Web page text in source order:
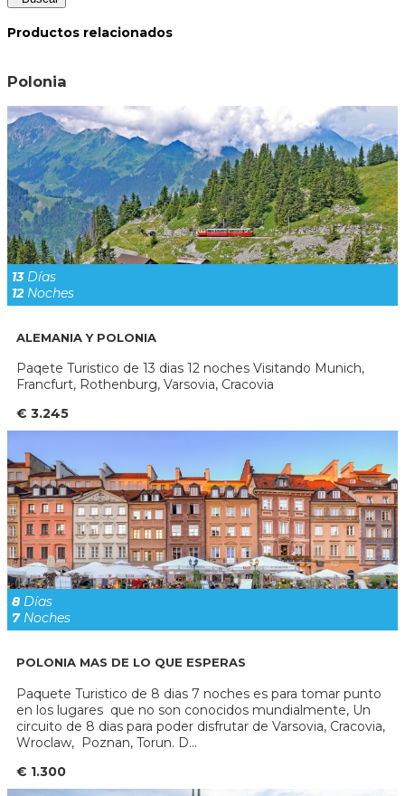
Productos relacionados
Polonia
13Días
12Noches
ALEMANIA Y POLONIA
Paqete Turistico de 13 dias 12 noches Visitando Munich,
Francfurt, Rothenburg, Varsovia, Cracovia
€ 3.245
8 Días
7Noches
POLONIA MAS DE LO QUE ESPERAS
Paquete Turistico de 8 dias 7 noches es para tomar punto
en los lugares que no son conocidos mundialmente, Un
circuito de 8 dias para poder disfrutar de Varsovia, Cracovia,
Wroclaw, Poznan, Torun. D...
€ 1.300